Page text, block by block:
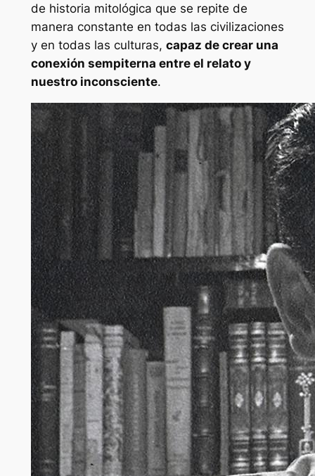
de historia mitológica que se repite de
manera constante en todas las civilizaciones
y en todas las culturas, capaz de crear una
conexión sempiterna entre el relato y
nuestro inconsciente.